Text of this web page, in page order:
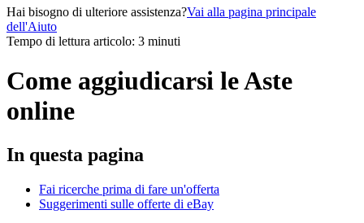
Hai bisogno di ulteriore assistenza?Vai alla pagina principale
dell'Aiuto
Tempo di lettura articolo: 3 minuti
Come aggiudicarsi le Aste
online
In questa pagina
Fai ricerche prima di fare un'offerta
Suggerimenti sulle offerte di eBay